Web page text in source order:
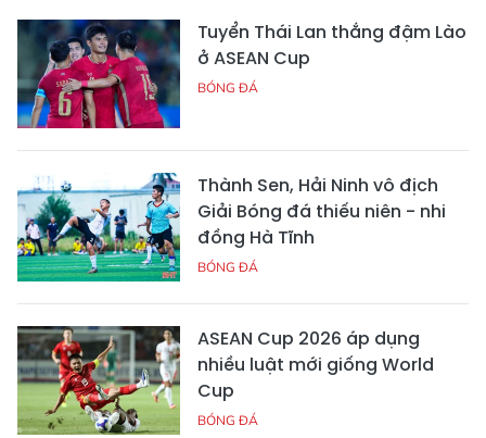
Tuyển Thái Lan thắng đậm Lào
ở ASEAN Cup
BÓNG ĐÁ
Thành Sen, Hải Ninh vô địch
Giải Bóng đá thiếu niên - nhi
đồng Hà Tĩnh
BÓNG ĐÁ
ASEAN Cup 2026 áp dụng
nhiều luật mới giống World
Cup
BÓNG ĐÁ